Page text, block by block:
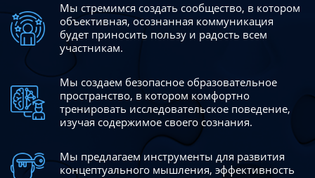
Мы стремимся создать сообщество, в котором
объективная, осознанная коммуникация
будет приносить пользу и радость всем
участникам.
Мы создаем безопасное образовательное
пространство, в котором комфортно
тренировать исследовательское поведение,
изучая содержимое своего сознания.
Мы предлагаем инструменты для развития
концептуального мышления, эффективность